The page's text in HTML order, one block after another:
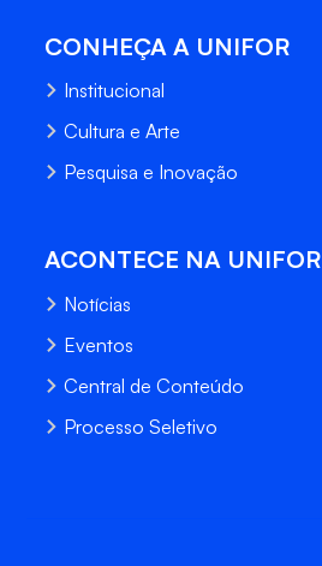
CONHEÇA A UNIFOR
Institucional
Cultura e Arte
Pesquisa e Inovação
ACONTECE NA UNIFOR
Notícias
Eventos
Central de Conteúdo
Processo Seletivo